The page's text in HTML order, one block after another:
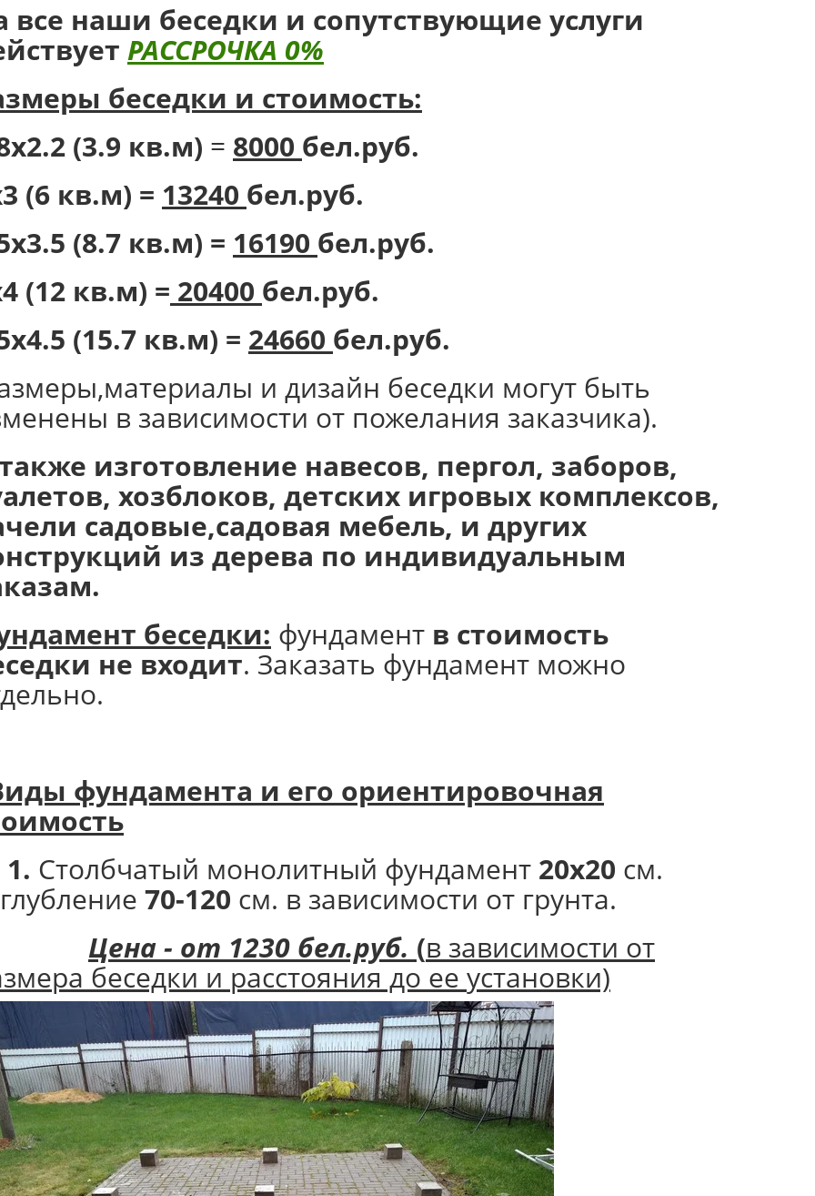
все наши беседки и сопутствующие услуги
РАССРОЧКА 0%
беседки и стоимость:
(3.9 кв.м) = 8000 бел.руб.
(6 кв.м) = 13240 бел.руб.
(8.7 кв.м) = 16190 бел.руб.
(12 кв.м) = 20400 бел.руб.
(15.7 кв.м) = 24660 бел.руб.
и дизайн беседки могут быть
в зависимости от пожелания заказчика).
изготовление навесов, пергол, заборов,
хозблоков, детских игровых комплексов,
садовые,садовая мебель, и других
из дерева по индивидуальным
беседки: фундамент в стоимость
не входит. Заказать фундамент можно
фундамента и его ориентировочная
Столбчатый монолитный фундамент 20х20 см.
70-120 см. в зависимости от грунта.
Цена - от 1230 бел.руб. (в зависимости от
беседки и расстояния до ее установки)